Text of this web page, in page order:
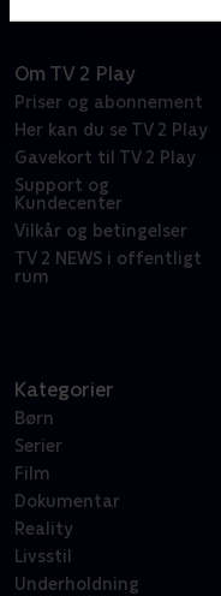
Om TV 2 Play
Priser og abonnement
Her kan du se TV 2 Play
Gavekort til TV 2 Play
Support og
Kundecenter
Vilkår og betingelser
TV 2 NEWS i offentligt
rum
Kategorier
Børn
Serier
Film
Dokumentar
Reality
Livsstil
Underholdning